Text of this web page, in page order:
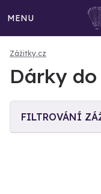
MENU
Zážitky.cz
Dárky do
FILTROVÁNÍ